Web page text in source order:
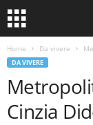
Home Da vivere
DA VIVERE
Cinzia